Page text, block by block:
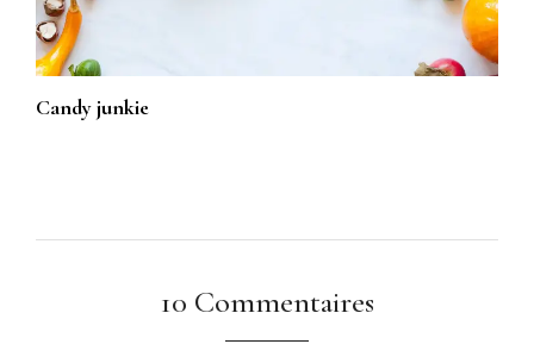
Candy junkie
10 Commentaires